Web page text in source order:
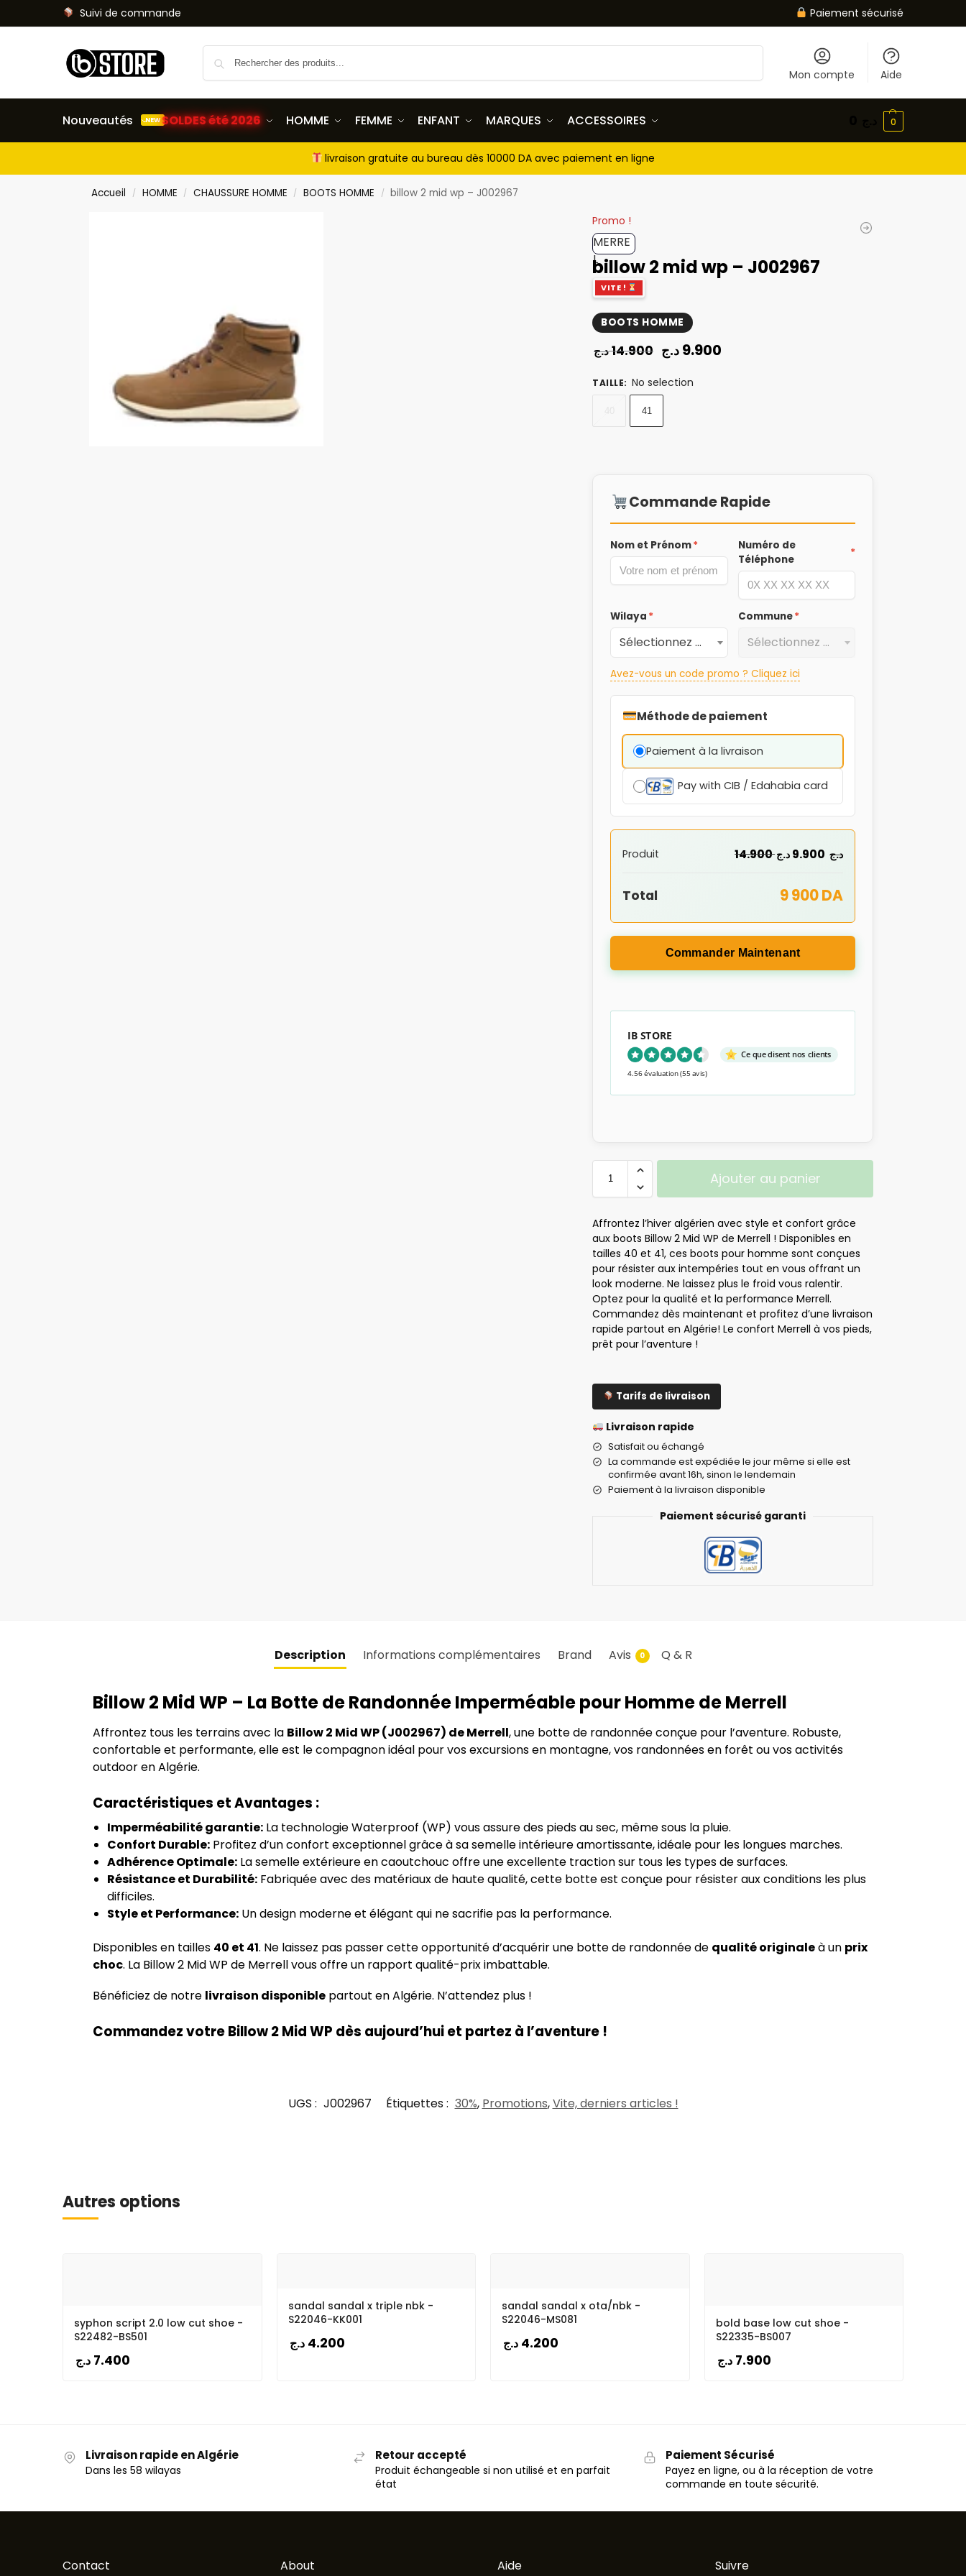
Suivi de commande Paiement sécurisé
Mon compte Aide
Nouveautés NEWSOLDES été 2026 HOMME FEMME ENFANT MARQUES ACCESSOIRES 0
livraison gratuite au bureau dès 10000 DA avec paiement en ligne
Accueil / HOMME / CHAUSSURE HOMME / BOOTS HOMME / billow 2 mid wp – J002967
Promo !
MERRE
L
billow 2 mid wp – J002967
VITE !
BOOTS HOMME
14.900د.ج 9.900 د.ج
TAILLE: No selection
41
Commande Rapide
Nom et Prénom*
Numéro de
Téléphone
*
Wilaya *
Sélectionnez une Wilaya
Commune*
Sélectionnez une Commune
Avez-vous un code promo ? Cliquez ici
Méthode de paiement
Paiement à la livraison
Pay with CIB / Edahabia card
Produit 14.900 د.ج 9.900 د.ج
Total 9 900 DA
Commander Maintenant
IB STORE
Ce que disent nos clients
4.56 évaluation(55 avis)
Ajouter au panier
Affrontez l’hiver algérien avec style et confort grâce
aux boots Billow 2 Mid WP de Merrell ! Disponibles en
tailles 40 et 41, ces boots pour homme sont conçues
pour résister aux intempéries tout en vous offrant un
look moderne. Ne laissez plus le froid vous ralentir.
Optez pour la qualité et la performance Merrell.
Commandez dès maintenant et profitez d’une livraison
rapide partout en Algérie! Le confort Merrell à vos pieds,
prêt pour l’aventure !
Tarifs de livraison
Livraison rapide
Satisfait ou échangé
La commande est expédiée le jour même si elle est
confirmée avant 16h, sinon le lendemain
Paiement à la livraison disponible
Paiement sécurisé garanti
Description Informations complémentaires Brand Avis 0 Q & R
Billow 2 Mid WP – La Botte de Randonnée Imperméable pour Homme de Merrell
Affrontez tous les terrains avec la Billow 2 Mid WP (J002967) de Merrell, une botte de randonnée conçue pour l’aventure. Robuste,
confortable et performante, elle est le compagnon idéal pour vos excursions en montagne, vos randonnées en forêt ou vos activités
outdoor en Algérie.
Caractéristiques et Avantages :
Imperméabilité garantie:La technologie Waterproof (WP) vous assure des pieds au sec, même sous la pluie.
Confort Durable:Profitez d’un confort exceptionnel grâce à sa semelle intérieure amortissante, idéale pour les longues marches.
Adhérence Optimale:La semelle extérieure en caoutchouc offre une excellente traction sur tous les types de surfaces.
Résistance et Durabilité:Fabriquée avec des matériaux de haute qualité, cette botte est conçue pour résister aux conditions les plus
difficiles.
Style et Performance:Un design moderne et élégant qui ne sacrifie pas la performance.
Disponibles en tailles 40 et 41. Ne laissez pas passer cette opportunité d’acquérir une botte de randonnée de qualité originaleà un prix
choc. La Billow 2 Mid WP de Merrell vous offre un rapport qualité-prix imbattable.
Bénéficiez de notre livraison disponiblepartout en Algérie. N’attendez plus !
Commandez votre Billow 2 Mid WP dès aujourd’hui et partez à l’aventure !
UGS : J002967 Étiquettes : 30%, Promotions,Vite, derniers articles !
Autres options
syphon script 2.0 low cut shoe -
S22482-BS501
7.400 د.ج
sandal sandal x triple nbk -
S22046-KK001
4.200 د.ج
sandal sandal x ota/nbk -
S22046-MS081
4.200 د.ج
bold base low cut shoe -
S22335-BS007
7.900 د.ج
Livraison rapide en Algérie
Dans les 58 wilayas
Retour accepté
Produit échangeable si non utilisé et en parfait
état
Paiement Sécurisé
Payez en ligne, ou à la réception de votre
commande en toute sécurité.
Contact About Aide Suivre